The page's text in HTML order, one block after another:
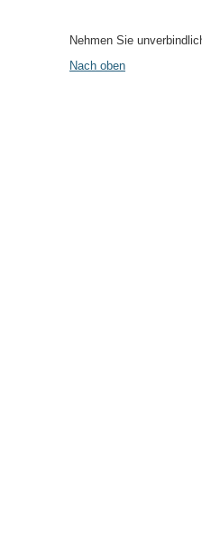
Nehmen Sie
Nach oben